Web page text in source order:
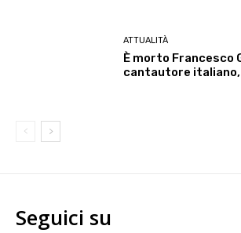
ATTUALITÀ
È morto Francesco
cantautore italiano,
Seguici su